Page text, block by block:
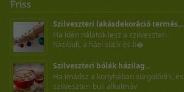
Szilveszteri lakásdekoráció termés...
Ha idén nálatok lesz a szilveszteri
házibuli, a házi sütik és b�
Szilveszteri bólék házilag...
Ha imádsz a konyhában sürgölődni, és
szilveszteri buli alkalmáv